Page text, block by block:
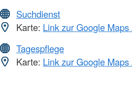
Suchdienst
Karte: Link zur Google
Tagespflege
Karte: Link zur Google